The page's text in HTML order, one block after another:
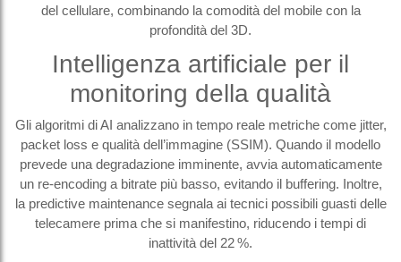
del cellulare, combinando la comodità del mobile con la
profondità del 3D.
Intelligenza artificiale per il
monitoring della qualità
Gli algoritmi di AI analizzano in tempo reale metriche come jitter,
packet loss e qualità dell’immagine (SSIM). Quando il modello
prevede una degradazione imminente, avvia automaticamente
un re‑encoding a bitrate più basso, evitando il buffering. Inoltre,
la predictive maintenance segnala ai tecnici possibili guasti delle
telecamere prima che si manifestino, riducendo i tempi di
inattività del 22 %.